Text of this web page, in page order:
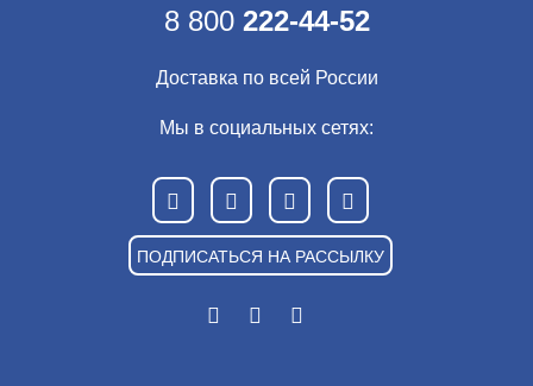
8 800 222-44-52
Доставка по всей России
Мы в социальных сетях:
ПОДПИСАТЬСЯ НА РАССЫЛКУ